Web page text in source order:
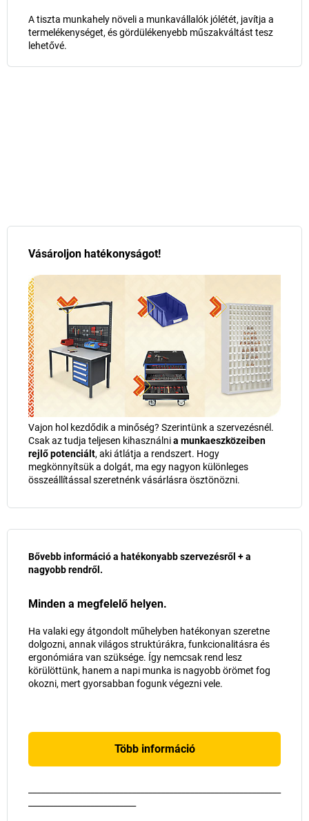
A tiszta munkahely növeli a munkavállalók jólétét, javítja a
termelékenységet, és gördülékenyebb műszakváltást tesz
lehetővé.
Vásároljon hatékonyságot!
Vajon hol kezdődik a minőség? Szerintünk a szervezésnél.
Csak az tudja teljesen kihasználnia munkaeszközeiben
rejlő potenciált, aki átlátja a rendszert. Hogy
megkönnyítsük a dolgát, ma egy nagyon különleges
összeállítással szeretnénk vásárlásra ösztönözni.
Bővebb információ a hatékonyabb szervezésről + a
nagyobb rendről.
Minden a megfelelő helyen.
Ha valaki egy átgondolt műhelyben hatékonyan szeretne
dolgozni, annak világos struktúrákra, funkcionalitásra és
ergonómiára van szüksége. Így nemcsak rend lesz
körülöttünk, hanem a napi munka is nagyobb örömet fog
okozni, mert gyorsabban fogunk végezni vele.
Több információ